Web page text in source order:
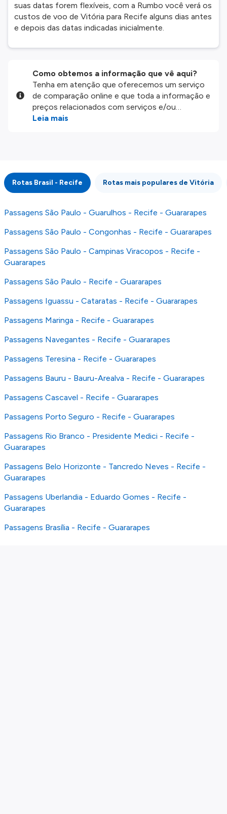
suas datas forem flexíveis, com a Rumbo você verá os
custos de voo de Vitória para Recife alguns dias antes
e depois das datas indicadas inicialmente.
Como obtemos a informação que vê aqui?
Tenha em atenção que oferecemos um serviço
de comparação online e que toda a informação e
preços relacionados com serviços e/ou
produtos disponíveis no nosso website são
integridade ou pela precisão da informação
publicada, por isso verifique com atenção todas
as condições no website do parceiro antes de
fazer uma reserva. Para mais detalhes verifique
os nossosTermos e Condições.
Leia mais
Rotas Brasil - Recife Rotas mais populares de Vitória
Passagens São Paulo - Guarulhos - Recife - Guararapes
Passagens São Paulo - Congonhas - Recife - Guararapes
Passagens São Paulo - Campinas Viracopos - Recife -
Guararapes
Passagens São Paulo - Recife - Guararapes
Passagens Iguassu - Cataratas - Recife - Guararapes
Passagens Maringa - Recife - Guararapes
Passagens Navegantes - Recife - Guararapes
Passagens Teresina - Recife - Guararapes
Passagens Bauru - Bauru-Arealva - Recife - Guararapes
Passagens Cascavel - Recife - Guararapes
Passagens Porto Seguro - Recife - Guararapes
Passagens Rio Branco - Presidente Medici - Recife -
Guararapes
Passagens Belo Horizonte - Tancredo Neves - Recife -
Guararapes
Passagens Uberlandia - Eduardo Gomes - Recife -
Guararapes
Passagens Brasília - Recife - Guararapes